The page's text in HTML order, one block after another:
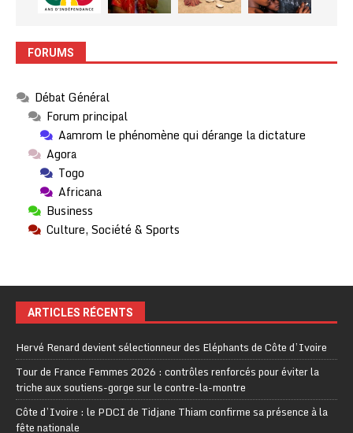
FORUMS
Débat Général
Forum principal
Aamrom le phénomène qui dérange la dictature
Agora
Togo
Africana
Business
Culture, Société & Sports
ARTICLES RÉCENTS
Hervé Renard devient sélectionneur des Eléphants de Côte d’Ivoire
Tour de France Femmes 2026 : contrôles renforcés pour éviter la
triche aux soutiens-gorge sur le contre-la-montre
Côte d’Ivoire : le PDCI de Tidjane Thiam confirme sa présence à la
fête nationale